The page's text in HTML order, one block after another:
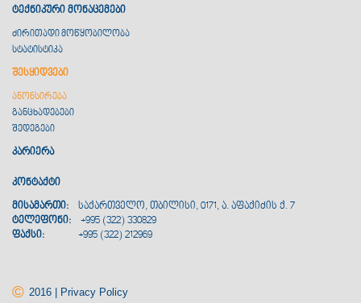
ტექნიკური მონაცემები
ძირითადი მოწყობილობა
სტატისტიკა
შესყიდვები
ანონსირება
განცხადებები
შედეგები
კარიერა
კონტაქტი
მისამართი:
საქართველო, თბილისი, 0171, ა. აფაქიძის ქ. 7
ტელეფონი: +995 (322) 330829
ფაქსი:
+995 (322) 212969
© 2016 | Privacy Policy